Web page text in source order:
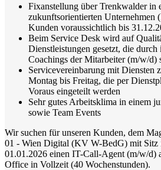
Fixanstellung über Trenkwalder in
zukunftsorientierten Unternehmen
Kunden voraussichtlich bis
Beim Service Desk wird auf
Dienstleistungen gesetzt, die
Coachings der Mitarbeiter (m/w/d)
Servicevereinbarung mit Diensten
Montag bis Freitag, die per
Voraus eingeteilt werden
Sehr gutes Arbeitsklima in einem
sowie Team Events
Wir suchen für unseren Kunden, dem
01 - Wien Digital (KV W-BedG) mit Sitz
01.01.2026 einen IT-Call-Agent (m/w/d)
Office in Vollzeit (40 Wochenstunden).